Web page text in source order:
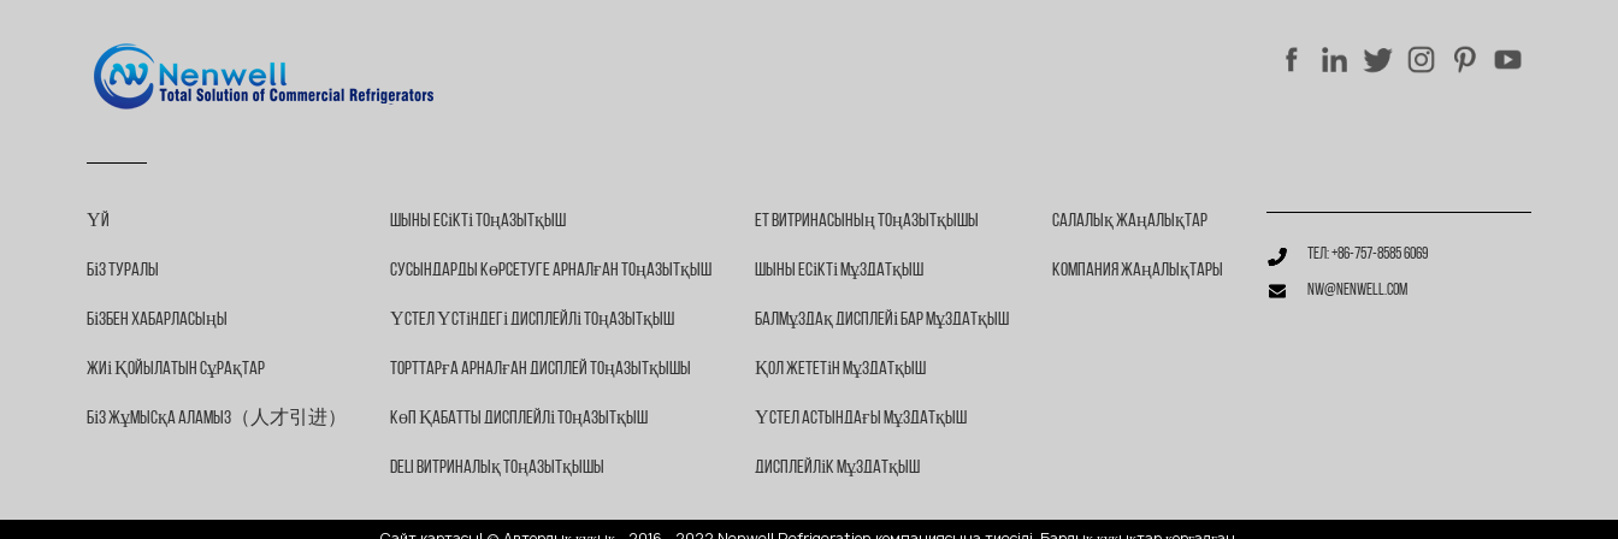
Үй
Біз Туралы
Бізбен Хабарласыңы
Жиі Қойылатын Сұрақтар
Біз Жұмысқа Аламыз（人才引进）
Шыны Есікті Тоңазытқыш
Сусындарды Көрсетуге Арналған Тоңазытқыш
Үстел Үстіндегі Дисплейлі Тоңазытқыш
Торттарға Арналған Дисплей Тоңазытқышы
Көп Қабатты Дисплейлі Тоңазытқыш
Deli Витриналық Тоңазытқышы
Ет Витринасының Тоңазытқышы
Шыны Есікті Мұздатқыш
Балмұздақ Дисплейі Бар Мұздатқыш
Қол Жететін Мұздатқыш
Үстел Астындағы Мұздатқыш
Дисплейлік Мұздатқыш
Салалық Жаңалықтар
Компания Жаңалықтары
Тел: +86-757-8585 6069
nw@nenwell.com